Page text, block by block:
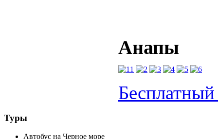
Анапы
Туры
Автобус на Черное море